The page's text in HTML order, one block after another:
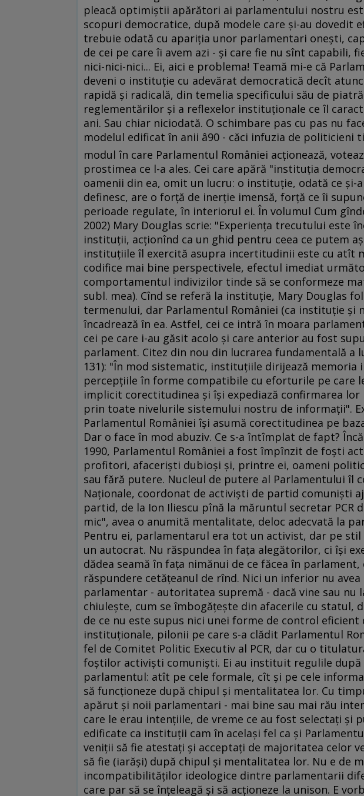
pleacă optimiştii apărători ai parlamentului nostru
scopuri democratice, după modele care şi-au dovedit
trebuie odată cu apariţia unor parlamentari oneşti,
de cei pe care îi avem azi - şi care fie nu sînt capabili,
nici-nici-nici... Ei, aici e problema! Teamă mi-e că
deveni o instituţie cu adevărat democratică decît
rapidă şi radicală, din temelia specificului său de
reglementărilor şi a reflexelor instituţionale ce îl
ani. Sau chiar niciodată. O schimbare pas cu pas nu
modelul edificat în anii â90 - căci infuzia de
modul în care Parlamentul României acţionează,
prostimea ce l-a ales. Cei care apără "instituţia
oamenii din ea, omit un lucru: o instituţie, odată ce şi-
definesc, are o forţă de inerţie imensă, forţă ce îi
perioade regulate, în interiorul ei. În volumul Cum
2002) Mary Douglas scrie: "Experienţa trecutului este
instituţii, acţionînd ca un ghid pentru ceea ce putem
instituţiile îl exercită asupra incertitudinii este cu atît
codifice mai bine perspectivele, efectul imediat
comportamentul indivizilor tinde să se conformeze
subl. mea). Cînd se referă la instituţie, Mary Douglas
termenului, dar Parlamentul României (ca instituţie şi
încadrează în ea. Astfel, cei ce intră în moara
cei pe care i-au găsit acolo şi care anterior au fost
parlament. Citez din nou din lucrarea fundamentală a
131): "În mod sistematic, instituţiile dirijează memoria
percepţiile în forme compatibile cu eforturile pe care
implicit corectitudinea şi îşi expediază confirmarea lor
prin toate nivelurile sistemului nostru de informaţii".
Parlamentul României îşi asumă corectitudinea pe
Dar o face în mod abuziv. Ce s-a întîmplat de fapt?
1990, Parlamentul României a fost împînzit de foşti
profitori, afacerişti dubioşi şi, printre ei, oameni
sau fără putere. Nucleul de putere al Parlamentului îl
Naţionale, coordonat de activişti de partid comunişti
partid, de la Ion Iliescu pînă la măruntul secretar PCR
mic", avea o anumită mentalitate, deloc adecvată la
Pentru ei, parlamentarul era tot un activist, dar pe
un autocrat. Nu răspundea în faţa alegătorilor, ci îşi
dădea seamă în faţa nimănui de ce făcea în
răspundere cetăţeanul de rînd. Nici un inferior nu
parlamentar - autoritatea supremă - dacă vine sau nu
chiuleşte, cum se îmbogăţeşte din afacerile cu statul,
de ce nu este supus nici unei forme de control
instituţionale, pilonii pe care s-a clădit Parlamentul
fel de Comitet Politic Executiv al PCR, dar cu o
foştilor activişti comunişti. Ei au instituit regulile după
parlamentul: atît pe cele formale, cît şi pe cele
să funcţioneze după chipul şi mentalitatea lor. Cu
apărut şi noii parlamentari - mai bine sau mai rău
care le erau intenţiile, de vreme ce au fost selectaţi şi
edificate ca instituţii cam în acelaşi fel ca şi
veniţii să fie atestaţi şi acceptaţi de majoritatea celor
să fie (iarăşi) după chipul şi mentalitatea lor. Nu e de
incompatibilităţilor ideologice dintre parlamentarii
care par să se înţeleagă şi să acţioneze la unison. E